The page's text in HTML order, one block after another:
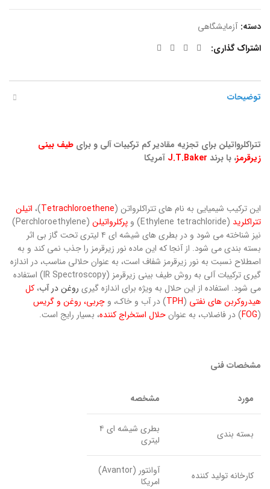
دسته: آزمایشگاهی
اشتراک گذاری
توضیحات
تتراکلرواتیلن برای تجزیه مقادیر کم ترکیبات آلی و برای طیف بینی
زیرقرمز، با برند J.T.Baker آمریکا
این ترکیب شیمیایی به نام های تتراکلرواتن (Tetrachloroethene)، اتیلن
تتراکلرید (Ethylene tetrachloride) و پرکلرواتیلن
(Perchloroethylene)
نیز شناخته می شود و در بطری های شیشه ای ۴ لیتری تحت گاز بی اثر
بسته بندی می شود. از آنجا که این ماده نور زیرقرمز را جذب نمی کند و به
اصطلاح نسبت به نور زیرقرمز شفاف است، به عنوان حلالی مناسب، در اندازه
گیری ترکیبات آلی به روش طیف بینی زیرقرمز (IR Spectroscopy) استفاده
می شود. استفاده از این حلال به ویژه برای اندازه گیری روغن در آب، کل
هیدروکربن های نفتی (
TPH) در آب و خاک، و چربی، روغن و گریس
(
FOG) در فاضلاب، به عنوانحلال استخراج کننده، بسیار رایج است.
مشخصات فنی
مورد مشخصه
بسته بندی
بطری شیشه ای ۴
لیتری
کارخانه تولید کننده
آوانتور (Avantor)
امریکا